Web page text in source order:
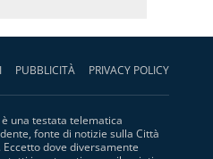
PUBBLICITÀ PRIVACY POLICY
è una testata telematica
fonte di notizie sulla Città
Eccetto dove diversamente